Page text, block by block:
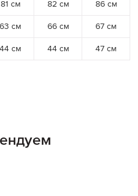
81 см 82 см 86 см
63 см 66 см 67 см
44 см 44 см 47 см